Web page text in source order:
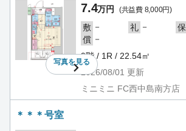
写真を見る
7.4万円 (共益費 8,000円)
敷 － 礼 － 保
償 －
9階 / 1R / 22.54㎡
2026/08/01 更新
ミニミニ FC西中島南方店
＊＊＊号室